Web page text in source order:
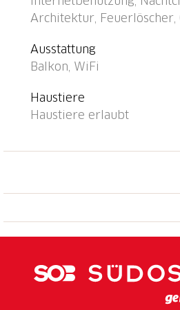
Restaurant 150 m, Bäckerei
Fußgängerzone 850 m,
Minuten erreichbar,
160 m, Bahnstation "SBB-CFF
km, Sandstrand "Bagno
Badesee "Lago Maggiore" 700
600 m. Golfplatz (18 Loch) 850
der Umgebung sind gut
für Familien, geeignet für
ein Hausbeispiel.
Architektur, Feuerlöscher,
Ausstattung
Balkon, WiFi
Haustiere
Haustiere erlaubt